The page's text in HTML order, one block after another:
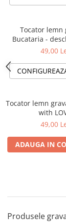
Tocator lemn
Bucataria -
49,00
Tocator lemn
with
49,00
ADAUGA IN
Produsele